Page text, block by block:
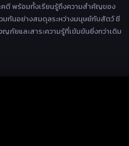
คดี พร้อมทั้งเรียนรู้ถึงความสำคัญของ
มกันอย่างสมดุลระหว่างมนุษย์กับสัตว์ ซี
ภัยและสาระความรู้ที่เข้มข้นยิ่งกว่าเดิม